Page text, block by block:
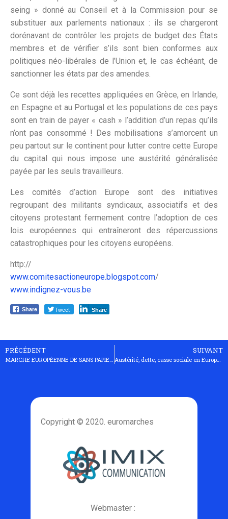
seing » donné au Conseil et à la Commission pour se
substituer aux parlements nationaux : ils se chargeront
dorénavant de contrôler les projets de budget des États
membres et de vérifier s’ils sont bien conformes aux
politiques néo-libérales de l’Union et, le cas échéant, de
sanctionner les états par des amendes.
Ce sont déjà les recettes appliquées en Grèce, en Irlande,
en Espagne et au Portugal et les populations de ces pays
sont en train de payer « cash » l’addition d’un repas qu’ils
n’ont pas consommé ! Des mobilisations s’amorcent un
peu partout sur le continent pour lutter contre cette Europe
du capital qui nous impose une austérité généralisée
payée par les seuls travailleurs.
Les comités d’action Europe sont des initiatives
regroupant des militants syndicaux, associatifs et des
citoyens protestant fermement contre l’adoption de ces
lois européennes qui entraîneront des répercussions
catastrophiques pour les citoyens européens.
http://
www.comitesactioneurope.blogspot.com/
www.indignez-vous.be
Share Tweet Share
PRÉCÉDENT
MARCHE EUROPÉENNE DE SANS PAPIER ET MIGRANTS
SUIVANT
Austérité, dette, casse sociale en Europe: ça suffit !
Copyright © 2020. euromarches
Webmaster :